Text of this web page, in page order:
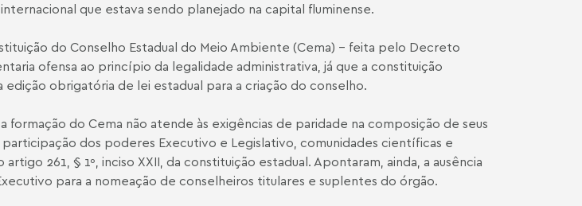
que estava sendo planejado na capital fluminense.
do Conselho Estadual do Meio Ambiente (Cema) – feita pelo Decreto
ofensa ao princípio da legalidade administrativa, já que a constituição
edição obrigatória de lei estadual para a criação do conselho.
formação do Cema não atende às exigências de paridade na composição de seus
dos poderes Executivo e Legislativo, comunidades científicas e
261, § 1º, inciso XXII, da constituição estadual. Apontaram, ainda, a ausência
para a nomeação de conselheiros titulares e suplentes do órgão.